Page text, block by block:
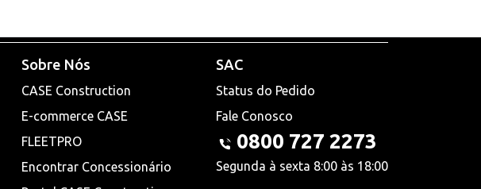
Sobre Nós
CASE Construction
E-commerce CASE
FLEETPRO
Encontrar Concessionário
SAC
Status do Pedido
Fale Conosco
0800 727 2273
Segunda à sexta 8:00 às 18:00